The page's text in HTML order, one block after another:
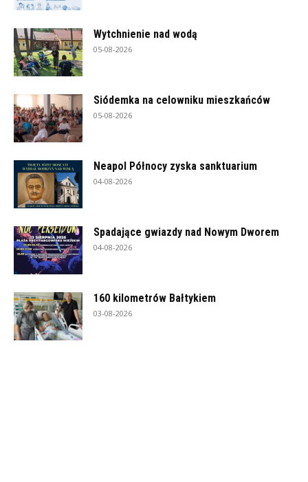
Wytchnienie nad wodą
05-08-2026
Siódemka na celowniku mieszkańców
05-08-2026
Neapol Północy zyska sanktuarium
04-08-2026
Spadające gwiazdy nad Nowym Dworem
04-08-2026
160 kilometrów Bałtykiem
03-08-2026